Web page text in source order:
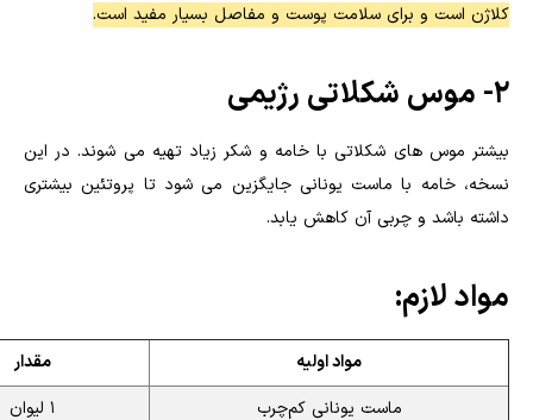
کلاژن است و برای سلامت پوست و مفاصل بسیار مفید است.
۲- موس شکلاتی رژیمی
بیشتر موس های شکلاتی با خامه و شکر زیاد تهیه می شوند. در این
نسخه، خامه با ماست یونانی جایگزین می شود تا پروتئین بیشتری
داشته باشد و چربی آن کاهش یابد.
مواد لازم:
مواد اولیه
مقدار
ماست یونانی کم‌چرب
۱ لیوان